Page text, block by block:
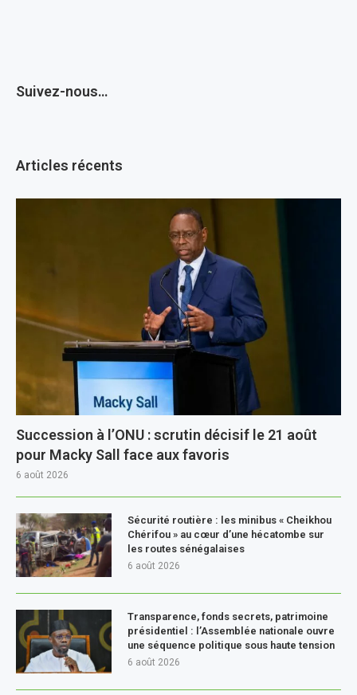
Suivez-nous…
Articles récents
Succession à l’ONU : scrutin décisif le 21 août
pour Macky Sall face aux favoris
6 août 2026
Sécurité routière : les minibus « Cheikhou
Chérifou » au cœur d’une hécatombe sur
les routes sénégalaises
6 août 2026
Transparence, fonds secrets, patrimoine
présidentiel : l’Assemblée nationale ouvre
une séquence politique sous haute tension
6 août 2026